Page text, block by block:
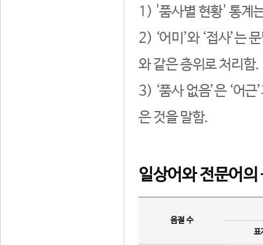
1) '품사별 현황' 통계
2) ‘어미’와 ‘접사’는
와 같은 층위로 처리함.
3) ‘품사 없음’은 ‘어
은 것을 말함.
일상어와 전문어의
음절 수
표